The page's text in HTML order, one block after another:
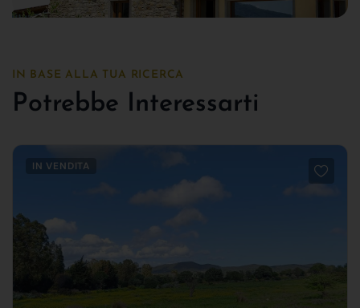
IN BASE ALLA TUA RICERCA
Potrebbe Interessarti
IN VENDITA